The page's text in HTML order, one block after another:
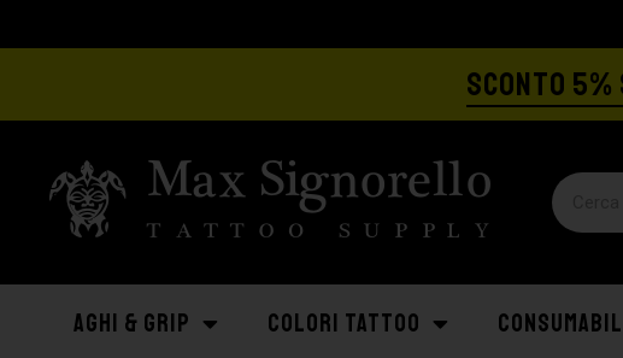
SCONTO 5%
AGHI & GRIP COLORI TATTOO